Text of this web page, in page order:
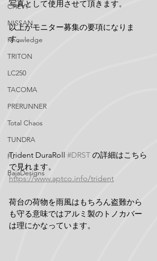
CHEVY
NISSAN
Knowledge
TRITON
LC250
TACOMA
PRERUNNER
Total Chaos
TUNDRA
FJ
BajaDesigns
写真として使用させて頂きます。
以上がモニター募集の要項になりま
す。
Trident DuraRoll #DRST の詳細はこちら
で見れます。
https://www.aptco.info/trident
荷台の荷物を雨風はもちろん盗難から
も守る意味ではアルミ製のトノカバー
は理にかなっています。